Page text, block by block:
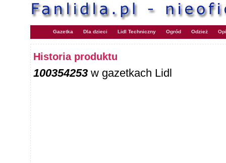
Gazetka Dla dzieci Lidl Techniczny Ogród Odzież
Historia produktu
100354253 w gazetkach Lidl